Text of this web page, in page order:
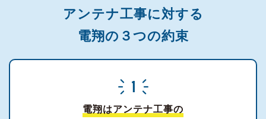
アンテナ工事に対する
電翔の３つの約束
電翔はアンテナ工事の